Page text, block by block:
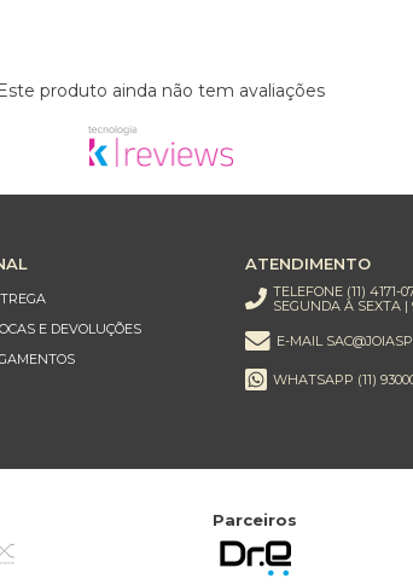
Este produto ainda não tem avaliações
E DEVOLUÇÕES
ATENDIMENTO
TELEFONE (11) 4171-
SEGUNDA À SEXTA |
E-MAIL
WHATSAPP (11)
Parceiros